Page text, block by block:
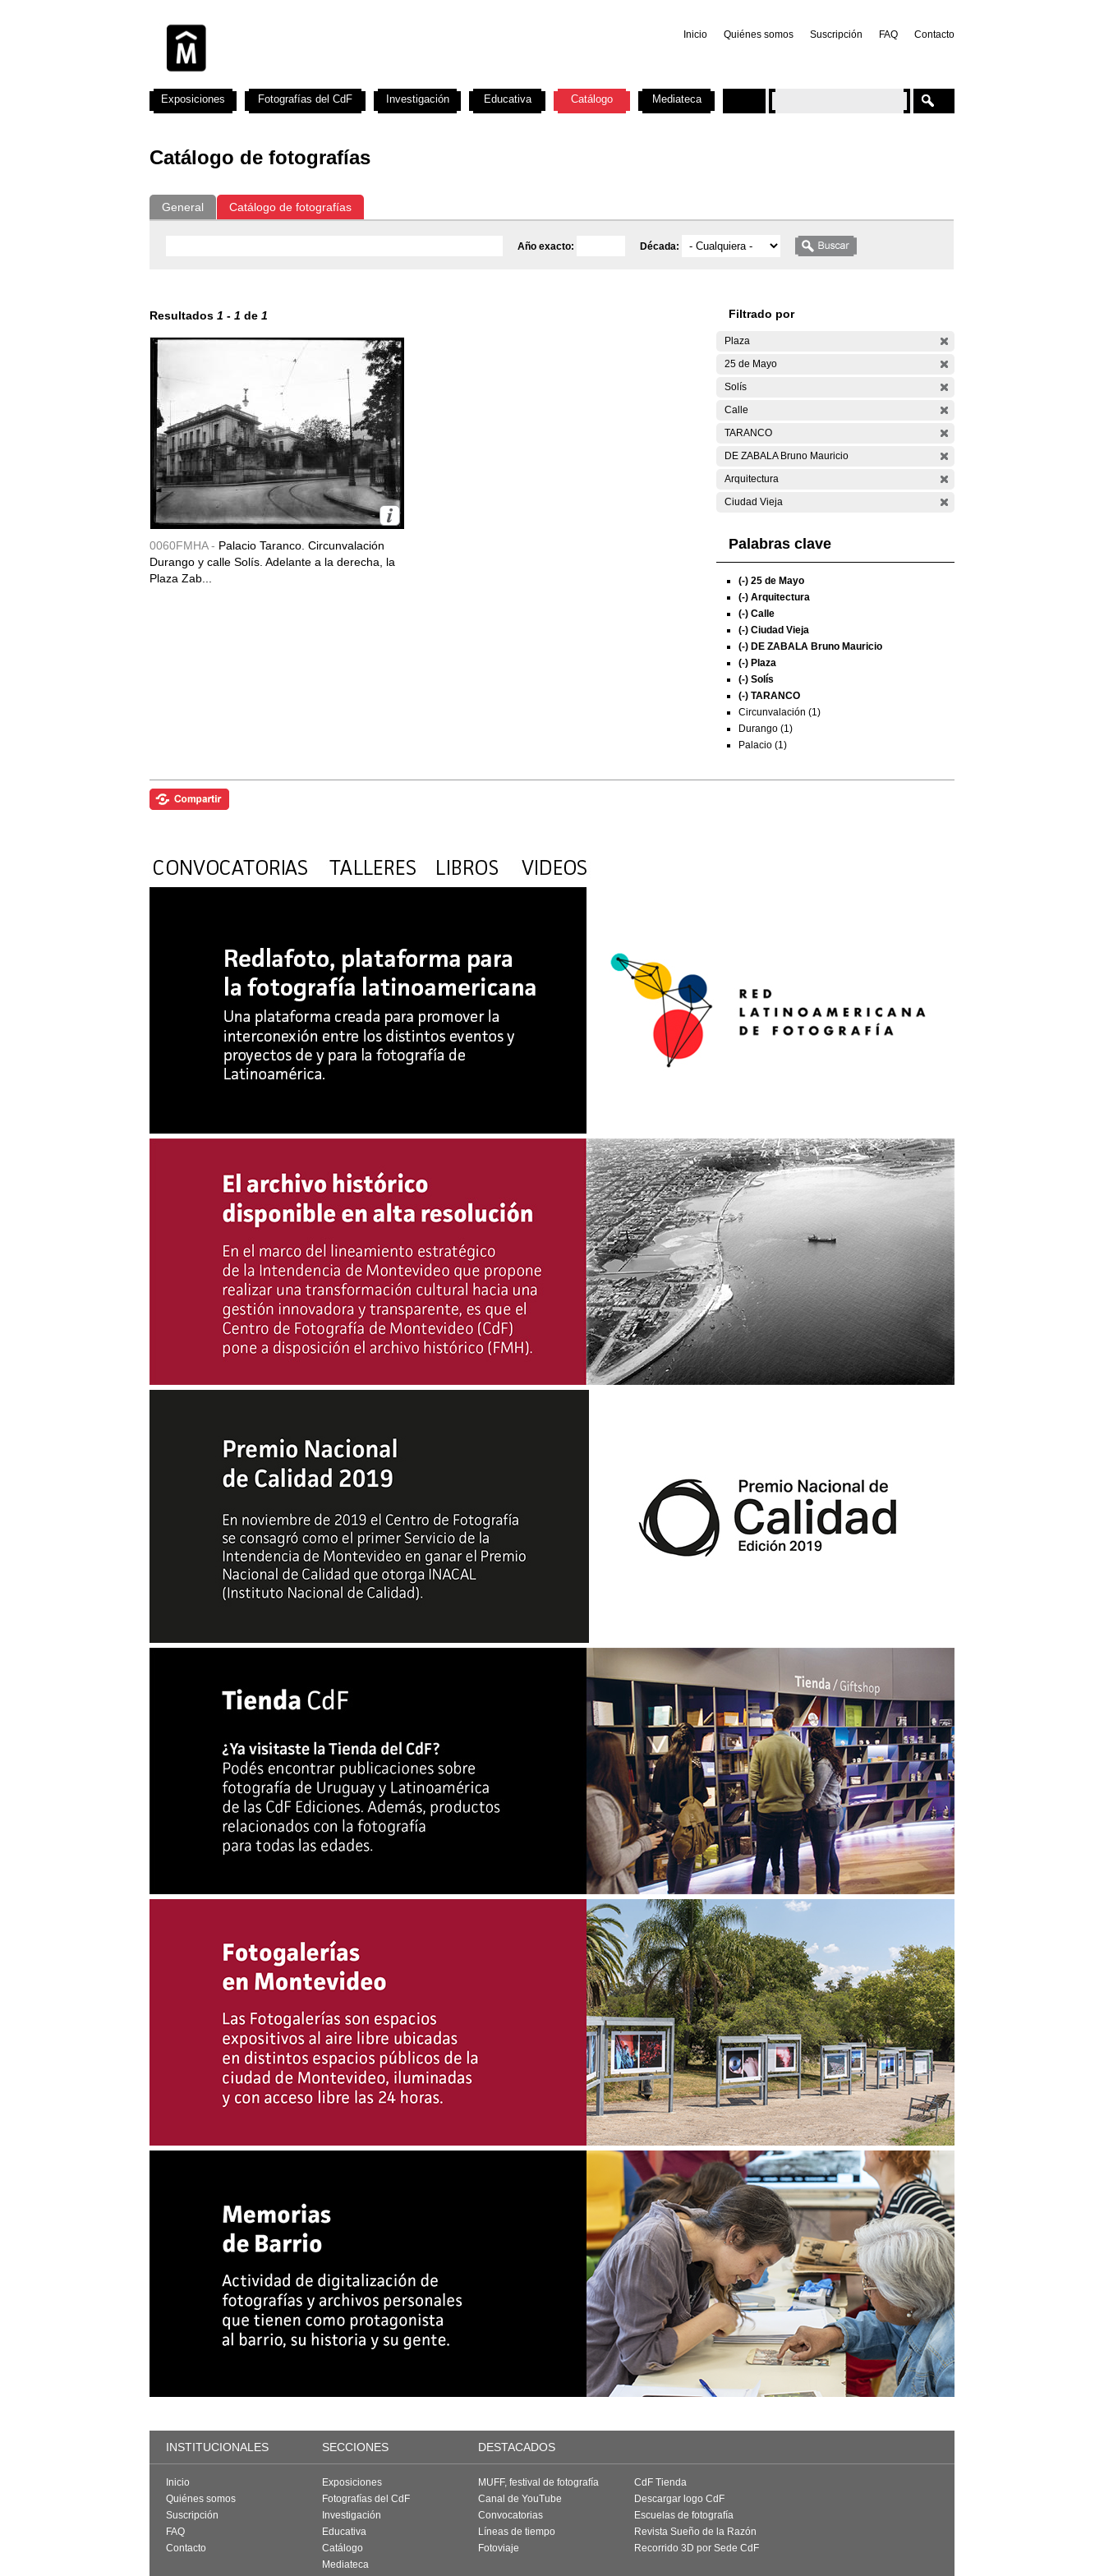
Inicio Quiénes somos Suscripción FAQ Contacto
Catálogo de fotografías
General Catálogo de fotografías
Año exacto: Década:
Resultados 1 - 1 de 1
0060FMHA - Palacio Taranco. Circunvalación
Durango y calle Solís. Adelante a la derecha, la
Plaza Zab...
Filtrado por
Plaza
25 de Mayo
Solís
Calle
TARANCO
DE ZABALA Bruno Mauricio
Arquitectura
Ciudad Vieja
Palabras clave
(-) 25 de Mayo
(-) Arquitectura
(-) Calle
(-) Ciudad Vieja
(-) DE ZABALA Bruno Mauricio
(-) Plaza
(-) Solís
(-) TARANCO
Circunvalación (1)
Durango (1)
Palacio (1)
Exposiciones Fotografías del CdF Investigación Educativa Catálogo Mediateca
INSTITUCIONALES SECCIONES DESTACADOS
Inicio
Quiénes somos
Suscripción
FAQ
Contacto
Exposiciones
Fotografías del CdF
Investigación
Educativa
Catálogo
Mediateca
MUFF, festival de fotografía
Canal de YouTube
Convocatorias
Líneas de tiempo
Fotoviaje
CdF Tienda
Descargar logo CdF
Escuelas de fotografía
Revista Sueño de la Razón
Recorrido 3D por Sede CdF